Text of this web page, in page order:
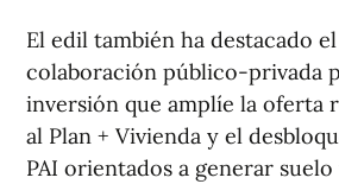
El edil también ha destacado
colaboración público-privada
inversión que amplíe la oferta
al Plan + Vivienda y el
PAI orientados a generar